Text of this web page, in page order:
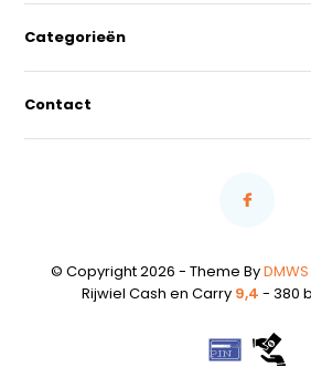
Categorieën
Contact
© Copyright 2026 - Theme ByDMWS
Rijwiel Cash en Carry 9,4 - 380